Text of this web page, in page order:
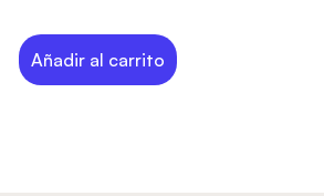
Añadir al carrito